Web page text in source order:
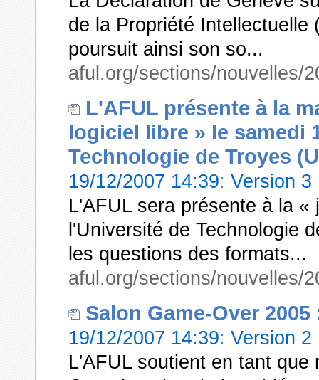
de la Propriété Intellectuelle
poursuit ainsi son so...
aful.org/sections/nouvelles/
L'AFUL présente à la
logiciel libre » le samedi
Technologie de Troyes
19/12/2007 14:39: Version
L'AFUL sera présente à la
l'Université de Technologie
les questions des formats...
aful.org/sections/nouvelles/
Salon Game-Over
19/12/2007 14:39: Version
L'AFUL soutient en tant que